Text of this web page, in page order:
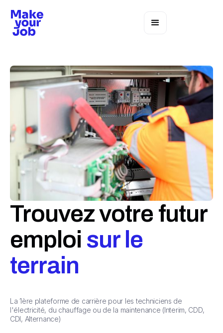
Trouvez votre futur
emploi sur le
terrain
La 1ère plateforme de carrière pour les techniciens de
l'électricité, du chauffage ou de la maintenance (Interim, CDD,
CDI, Alternance)